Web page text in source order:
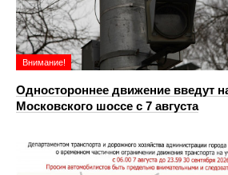
Внимание!
Одностороннее движение введут
Московского шоссе с 7 августа